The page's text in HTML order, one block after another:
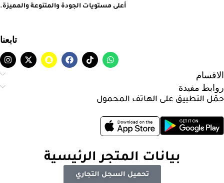
أعلى مستويات الجودة والمتنوعة والمميزة.
تابعنا
الاقسام
روابط مفيدة
حمّل التطبيق على الهاتف المحمول
بيانات المتجر الرئيسية
تحميل السجل التجاري